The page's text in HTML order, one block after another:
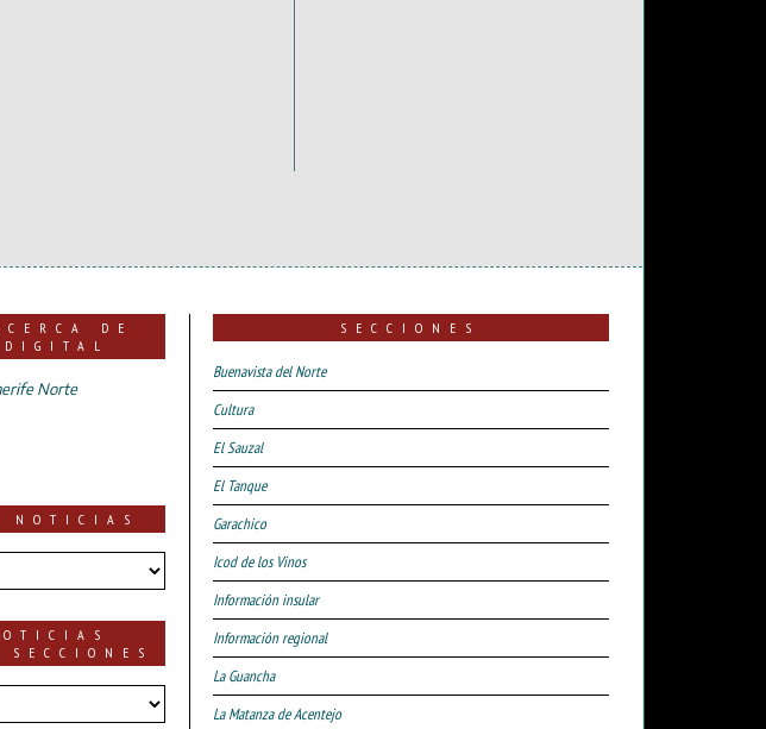
DE
Norte
NOTICIAS
SECCIONES
Buenavista del Norte
Cultura
El Sauzal
El Tanque
Garachico
Icod de los Vinos
Información insular
Información regional
La Guancha
La Matanza de Acentejo